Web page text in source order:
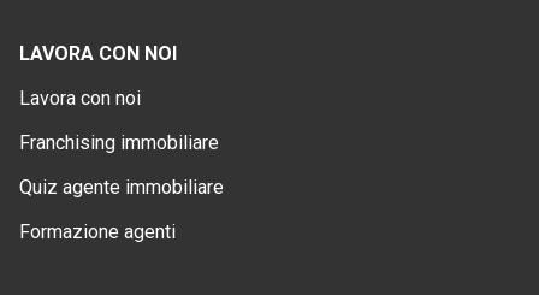
LAVORA CON NOI
Lavora con noi
Franchising immobiliare
Quiz agente immobiliare
Formazione agenti